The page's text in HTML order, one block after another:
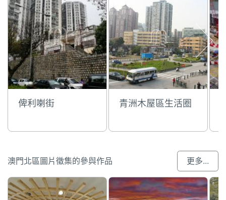
俾利喇街 青洲木屋區生活圈
澳門北區圖片徵集的參與作品 更多...